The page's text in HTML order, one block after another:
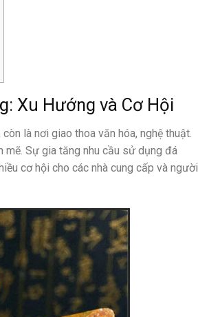
Xu Hướng và Cơ Hội
là nơi giao thoa văn hóa, nghệ thuật.
mẽ. Sự gia tăng nhu cầu sử dụng đá
cơ hội cho các nhà cung cấp và người